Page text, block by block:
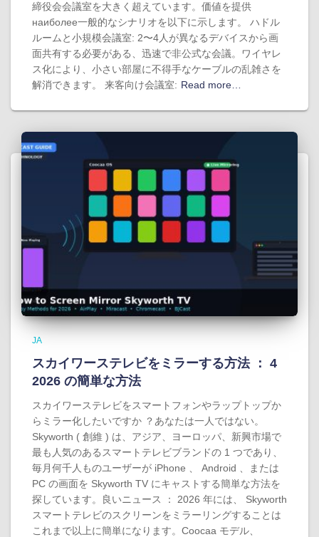
締役会会議室を大きく超えています。価値を提供
наиболее一般的なシナリオを以下に示します。 ハドル
ルームと小規模会議室: 2〜4人が異なるデバイスから画
面共有する必要がある、迅速で非公式な会議。ワイヤレ
ス化により、小さい部屋に不得手なケーブルの乱雑さを
解消できます。 来客向け会議室: Read more…
JA
スカイワーステレビをミラーする方法 ： 4
2026 の簡単な方法
スカイワーステレビをスマートフォンやラップトップか
らミラー化したいですか ？あなたは一人ではない。
Skyworth ( 創維 ) は、アジア、ヨーロッパ、新興市場で
最も人気のあるスマートテレビブランドの 1 つであり、
毎月何千人ものユーザーが iPhone 、 Android 、または
PC の画面を Skyworth TV にキャストする簡単な方法を
探しています。良いニュース ： 2026 年には、 Skyworth
スマートテレビのスクリーンをミラーリングすることは
これまで以上に簡単になります。Coocaa モデル、